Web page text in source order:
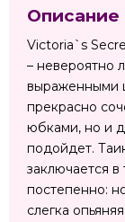
Описание
Victoria`s
– невероятно
выраженными
прекрасно
юбками, но и
подойдет.
заключается
постепенно:
слегка